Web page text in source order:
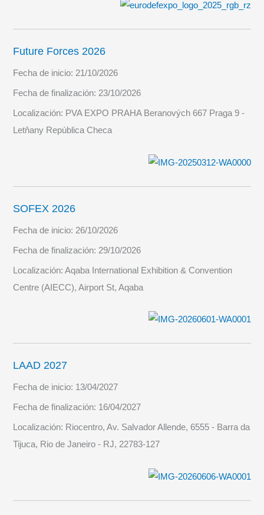
Future Forces 2026
Fecha de inicio: 21/10/2026
Fecha de finalización: 23/10/2026
Localización: PVA EXPO PRAHA Beranových 667 Praga 9 -
Letňany República Checa
SOFEX 2026
Fecha de inicio: 26/10/2026
Fecha de finalización: 29/10/2026
Localización:Aqaba International Exhibition & Convention
Centre (AIECC), Airport St, Aqaba
LAAD 2027
Fecha de inicio: 13/04/2027
Fecha de finalización: 16/04/2027
Localización: Riocentro, Av. Salvador Allende, 6555 - Barra da
Tijuca, Rio de Janeiro - RJ, 22783-127